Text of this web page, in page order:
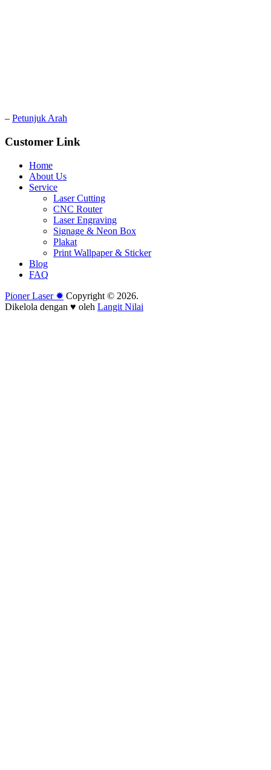
– Petunjuk Arah
Customer Link
Home
About Us
Service
Laser Cutting
CNC Router
Laser Engraving
Signage & Neon Box
Plakat
Print Wallpaper & Sticker
Blog
FAQ
Pioner Laser ✹ Copyright © 2026.
Dikelola dengan ♥ oleh Langit Nilai